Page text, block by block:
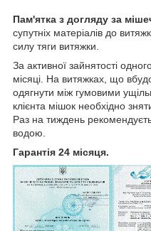
Пам'ятка з догляду за
супутніх матеріалів до
силу тяги витяжки.
За активної зайнятості
місяці. На витяжках, що
одягнути між гумовими
клієнта мішок необхідно
Раз на тиждень
водою.
Гарантія 24 місяця.